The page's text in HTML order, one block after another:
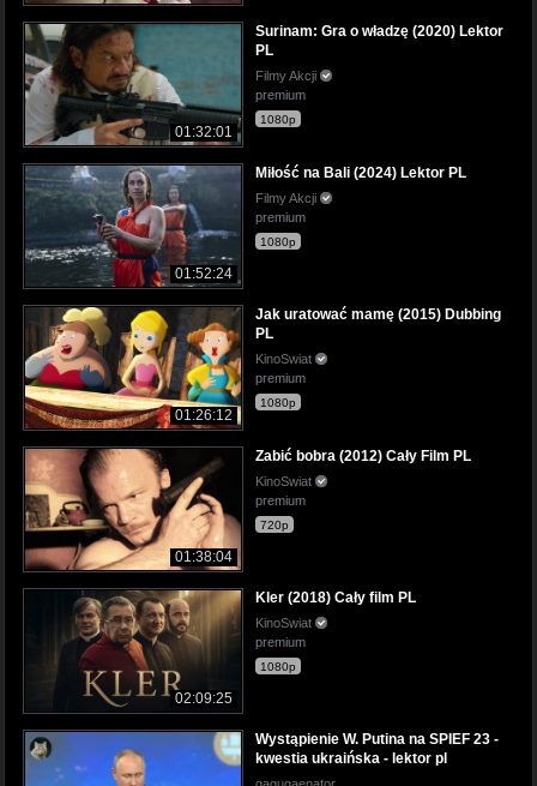
01:32:01
Surinam: Gra o władzę (2020) Lektor
PL
Filmy Akcji
premium
1080p
01:52:24
Miłość na Bali (2024) Lektor PL
Filmy Akcji
premium
1080p
01:26:12
Jak uratować mamę (2015) Dubbing
PL
KinoSwiat
premium
1080p
01:38:04
Zabić bobra (2012) Cały Film PL
KinoSwiat
premium
720p
02:09:25
Kler (2018) Cały film PL
KinoSwiat
premium
1080p
Wystąpienie W. Putina na SPIEF 23 -
kwestia ukraińska - lektor pl